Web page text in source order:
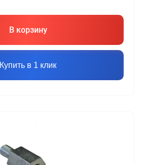
В корзину
Купить в 1 клик